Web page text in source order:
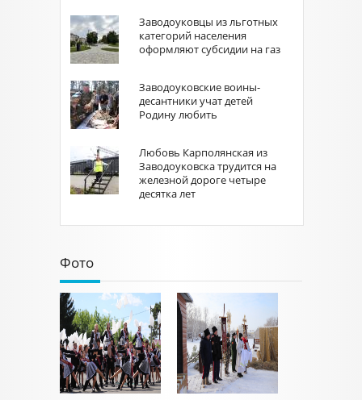
Заводоуковцы из льготных
категорий населения
оформляют субсидии на газ
Заводоуковские воины-
десантники учат детей
Родину любить
Любовь Карполянская из
Заводоуковска трудится на
железной дороге четыре
десятка лет
Фото